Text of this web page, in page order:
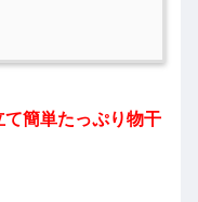
簡単たっぷり物干